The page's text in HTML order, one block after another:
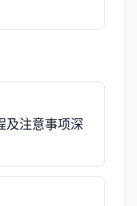
及注意事项深